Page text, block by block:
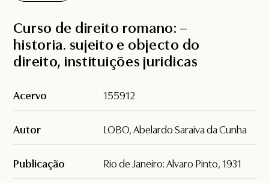
Curso de direito romano: –
historia. sujeito e objecto do
direito, instituições juridicas
Acervo 155912
Autor LOBO, Abelardo Saraiva da Cunha
Publicação Rio de Janeiro: Alvaro Pinto, 1931